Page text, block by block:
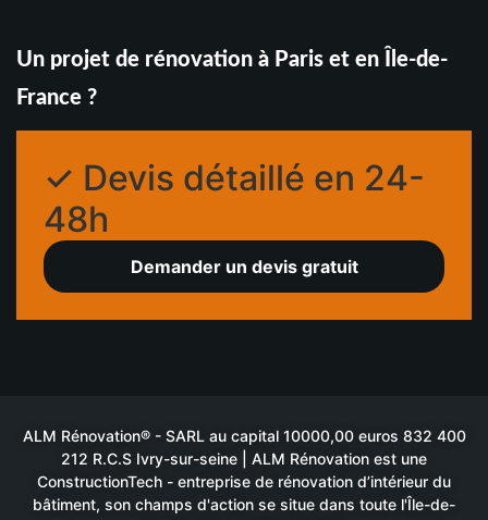
Un projet de rénovation à Paris et en Île-de-
France ?
✓ Devis détaillé en 24-
48h
Demander un devis gratuit
ALM Rénovation® - SARL au capital 10000,00 euros 832 400
212 R.C.S Ivry-sur-seine | ALM Rénovation est une
ConstructionTech - entreprise de rénovation d’intérieur du
bâtiment, son champs d'action se situe dans toute l'Île-de-